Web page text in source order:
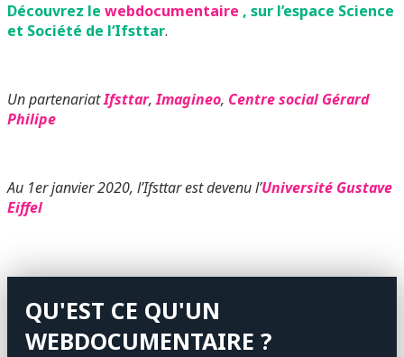
Découvrez le webdocumentaire , sur l’espace Science
et Société de l‘Ifsttar.
Un partenariatIfsttar,Imagineo, Centre social Gérard
Philipe
Au 1er janvier 2020, l’Ifsttar est devenu l’Université Gustave
Eiffel
QU'EST CE QU'UN
WEBDOCUMENTAIRE ?